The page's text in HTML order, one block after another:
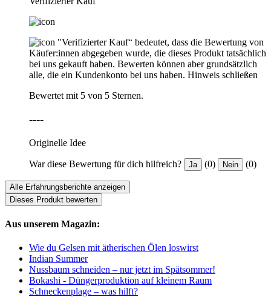
"Verifizierter Kauf“ bedeutet, dass die Bewertung von
Käufer:innen abgegeben wurde, die dieses Produkt tatsächlich
bei uns gekauft haben. Bewerten können aber grundsätzlich
alle, die ein Kundenkonto bei uns haben. Hinweis schließen
Bewertet mit 5 von 5 Sternen.
----
Originelle Idee
War diese Bewertung für dich hilfreich? Ja (0) Nein (0)
Alle Erfahrungsberichte anzeigen
Dieses Produkt bewerten
Aus unserem Magazin:
Wie du Gelsen mit ätherischen Ölen loswirst
Indian Summer
Nussbaum schneiden – nur jetzt im Spätsommer!
Bokashi - Düngerproduktion auf kleinem Raum
Schneckenplage – was hilft?